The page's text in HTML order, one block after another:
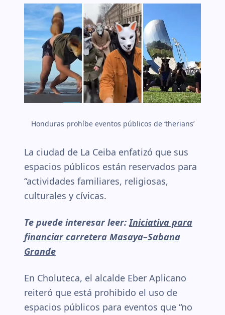
Honduras prohíbe eventos públicos de ‘therians’
La ciudad de La Ceiba enfatizó que sus
espacios públicos están reservados para
“actividades familiares, religiosas,
culturales y cívicas.
Te puede interesar leer:Iniciativa para
financiar carretera Masaya–Sabana
Grande
En Choluteca, el alcalde Eber Aplicano
reiteró que está prohibido el uso de
espacios públicos para eventos que “no